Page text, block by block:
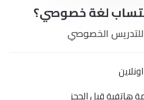
لغة خصوصي؟
الخصوصي
هاتفية قبل الحجز